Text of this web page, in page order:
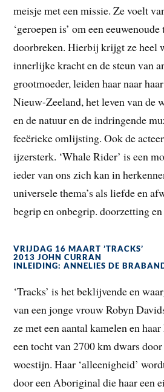
meisje met een missie. Ze voelt
‘geroepen is’ om een
doorbreken. Hierbij krijgt ze heel
innerlijke kracht en de steun van
grootmoeder, leiden haar naar
Nieuw-Zeeland, het leven van de
en de natuur en de indringende
feeërieke omlijsting. Ook de
ijzersterk. ‘Whale Rider’ is een
ieder van ons zich kan in
universele thema’s als liefde en
begrip en onbegrip. doorzetting
VRIJDAG 16 MAART ’TRACKS’
2013 JOHN CURRAN
INLEIDING: ANNELIES DE
‘Tracks’ is het beklijvende en
van een jonge vrouw Robyn
ze met een aantal kamelen en
een tocht van 2700 km dwars
woestijn. Haar ‘alleenigheid’
door een Aboriginal die haar een